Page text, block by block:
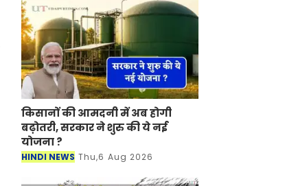
किसानों की आमदनी में अब होगी
बढ़ोतरी, सरकार ने शुरु की ये नई
योजना ?
HINDI NEWS Thu,6 Aug 2026